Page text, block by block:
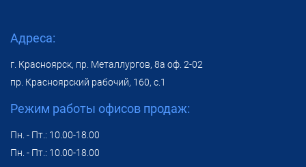
Адреса:
г. Красноярск, пр. Металлургов, 8а оф. 2-02
пр. Красноярский рабочий, 160, с.1
Режим работы офисов продаж:
Пн. - Пт.: 10.00-18.00
Пн. - Пт.: 10.00-18.00